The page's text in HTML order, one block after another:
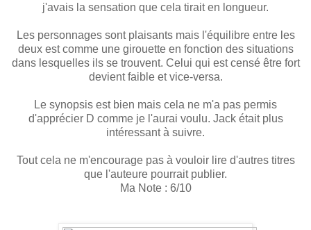
j'avais la sensation que cela tirait en longueur.
Les personnages sont plaisants mais l'équilibre entre les
deux est comme une girouette en fonction des situations
dans lesquelles ils se trouvent. Celui qui est censé être fort
devient faible et vice-versa.
Le synopsis est bien mais cela ne m'a pas permis
d'apprécier D comme je l'aurai voulu. Jack était plus
intéressant à suivre.
Tout cela ne m'encourage pas à vouloir lire d'autres titres
que l'auteure pourrait publier.
Ma Note : 6/10